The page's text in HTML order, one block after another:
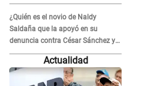
INDIGNÓ A TODOS
¿Quién es el novio de Naldy
Saldaña que la apoyó en su
denuncia contra César Sánchez y
confrontó al dueño de 'La Bella
Actualidad